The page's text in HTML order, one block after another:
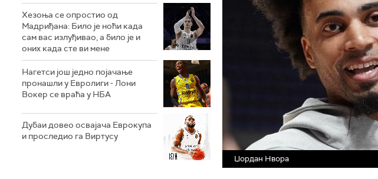
Хезоња се опростио од
Мадриђана: Било је ноћи када
сам вас излуђивао, а било је и
оних када сте ви мене
Нагетси још једно појачање
пронашли у Евролиги - Лони
Вокер се враћа у НБА
Дубаи довео освајача Еврокупа
и проследио га Виртусу
Џордан Нвора